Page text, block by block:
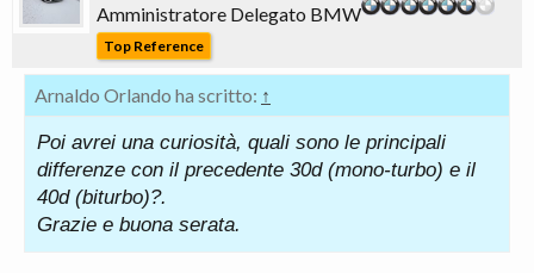
Amministratore Delegato BMW
Top Reference
Arnaldo Orlando ha scritto: ↑
Poi avrei una curiosità, quali sono le principali
differenze con il precedente 30d (mono-turbo) e il
40d (biturbo)?.
Grazie e buona serata.